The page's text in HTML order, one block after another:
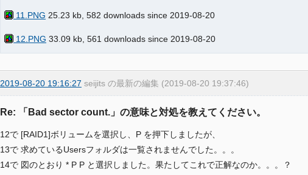
11.PNG 25.23 kb, 582 downloads since 2019-08-20
12.PNG 33.09 kb, 561 downloads since 2019-08-20
2019-08-20 19:16:27 seijits の最新の編集 (2019-08-20 19:37:46)
Re: 「Bad sector count.」の意味と対処を教えてください。
12で [RAID1]ボリュームを選択し、P を押下しましたが、
13で 求めているUsersフォルダは一覧されませんでした。。。
14で 図のとおり * P P と選択しました。果たしてこれで正解なのか。。。？